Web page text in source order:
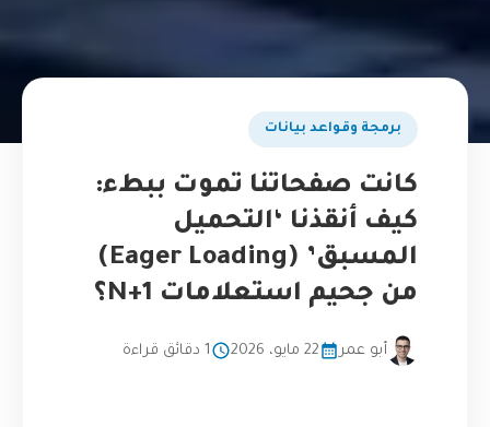
برمجة وقواعد بيانات
كانت صفحاتنا تموت ببطء:
كيف أنقذنا ‘التحميل
المسبق’ (Eager Loading)
من جحيم استعلامات N+1؟
أبو عمر 22 مايو، 2026 1 دقائق قراءة